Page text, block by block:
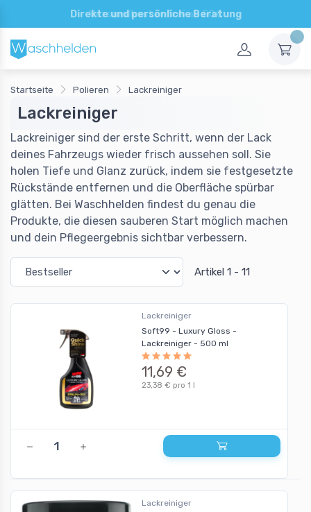
Direkte und persönliche Beratung
Startseite Polieren Lackreiniger
Lackreiniger
Lackreiniger sind der erste Schritt, wenn der Lack
deines Fahrzeugs wieder frisch aussehen soll. Sie
holen Tiefe und Glanz zurück, indem sie festgesetzte
Rückstände entfernen und die Oberfläche spürbar
glätten. Bei Waschhelden findest du genau die
Produkte, die diesen sauberen Start möglich machen
und dein Pflegeergebnis sichtbar verbessern.
Artikel 1 - 11
Lackreiniger
Soft99 - Luxury Gloss -
Lackreiniger - 500 ml
11,69 €
23,38 € pro 1 l
Lackreiniger